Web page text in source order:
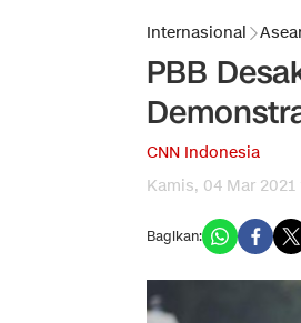
Internasional
PBB
CNN Indonesia
Kamis, 04 Mar 2021
Bagikan: